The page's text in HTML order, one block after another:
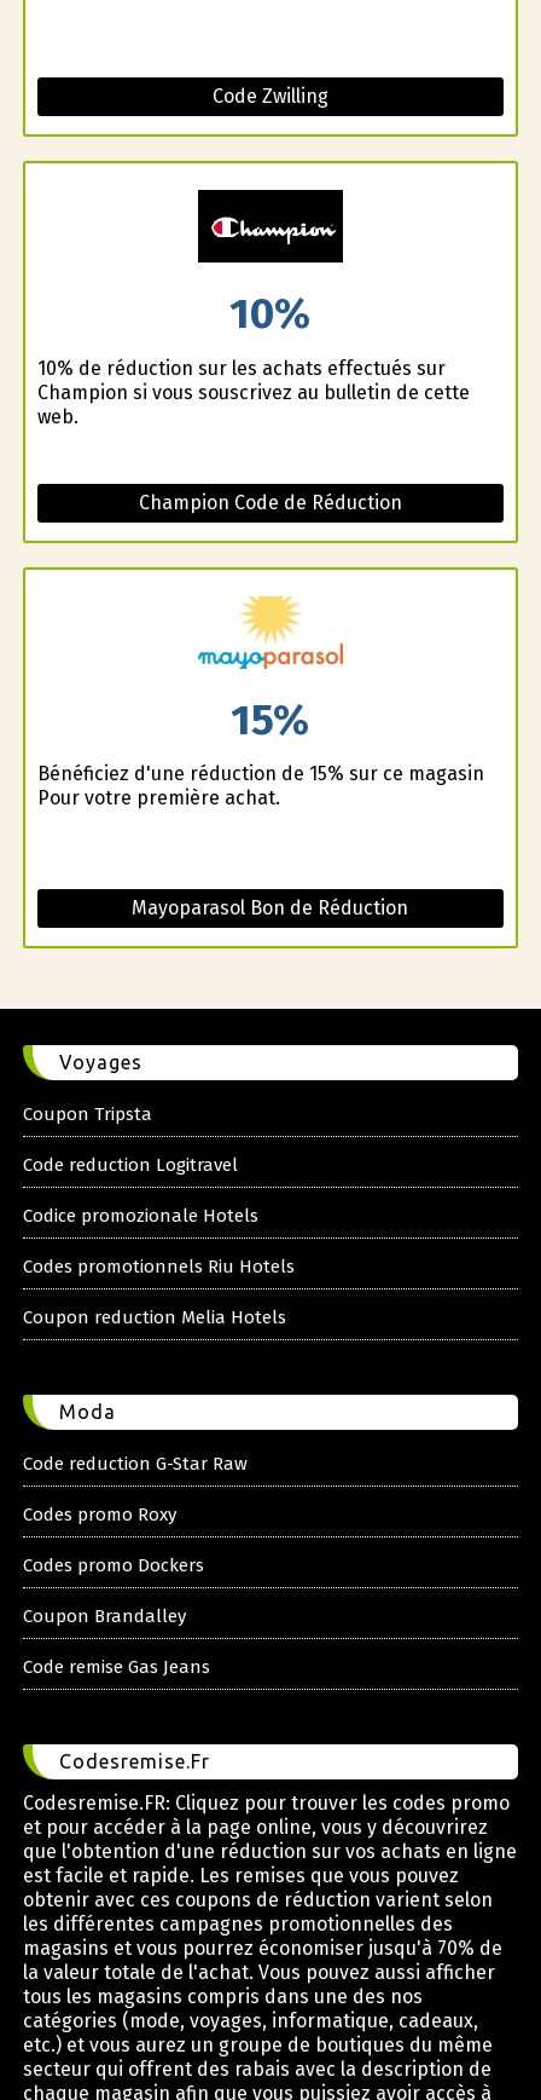
Code Zwilling
10%
10% de réduction sur les achats effectués sur
Champion si vous souscrivez au bulletin de cette
web.
Champion Code de Réduction
15%
Bénéficiez d'une réduction de 15% sur ce magasin
Pour votre première achat.
Mayoparasol Bon de Réduction
Voyages
Coupon Tripsta
Code reduction Logitravel
Codice promozionale Hotels
Codes promotionnels Riu Hotels
Coupon reduction Melia Hotels
Moda
Code reduction G-Star Raw
Codes promo Roxy
Codes promo Dockers
Coupon Brandalley
Code remise Gas Jeans
Codesremise.Fr
Codesremise.FR: Cliquez pour trouver les codes promo
et pour accéder à la page online, vous y découvrirez
que l'obtention d'une réduction sur vos achats en ligne
est facile et rapide. Les remises que vous pouvez
obtenir avec ces coupons de réduction varient selon
les différentes campagnes promotionnelles des
magasins et vous pourrez économiser jusqu'à 70% de
la valeur totale de l'achat. Vous pouvez aussi afficher
tous les magasins compris dans une des nos
catégories (mode, voyages, informatique, cadeaux,
etc.) et vous aurez un groupe de boutiques du même
secteur qui offrent des rabais avec la description de
chaque magasin afin que vous puissiez avoir accès à